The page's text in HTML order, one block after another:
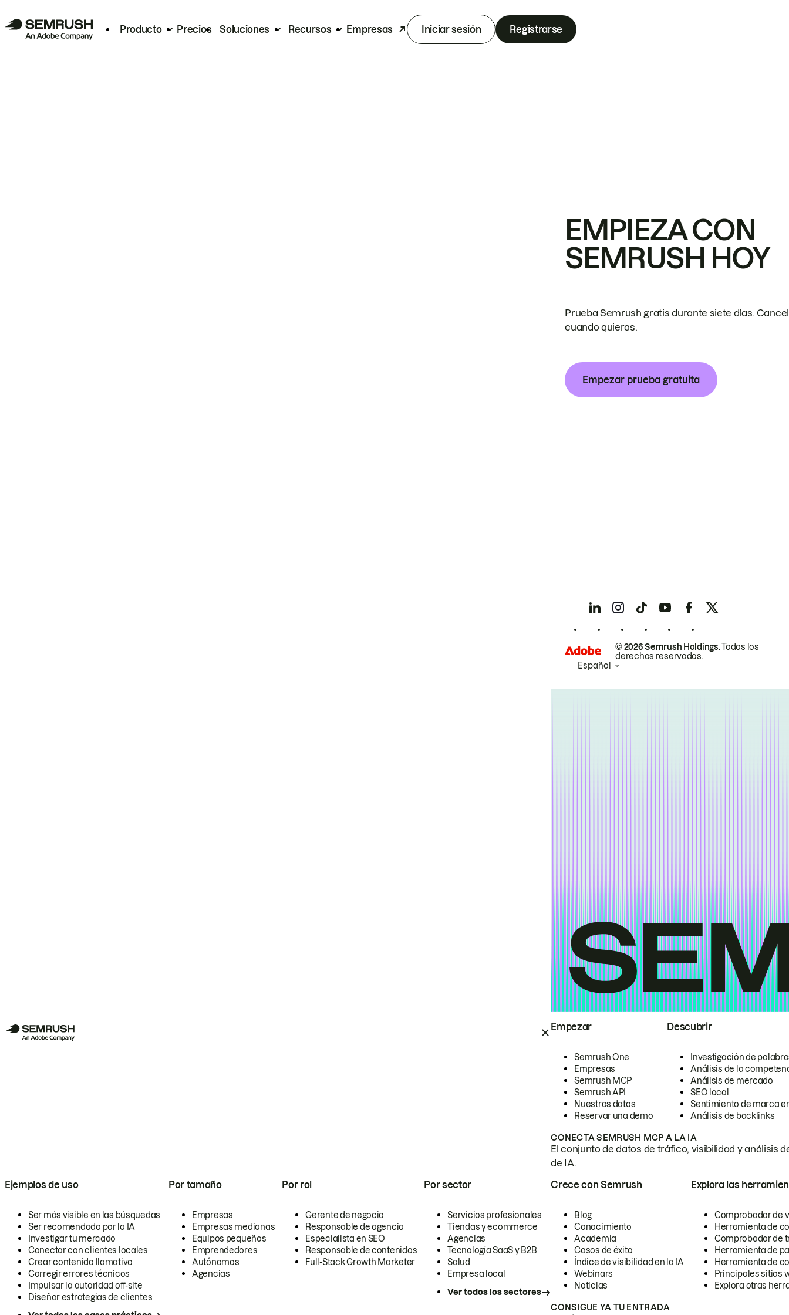
Producto Precios Soluciones Recursos Empresas Iniciar sesión Registrarse
Empezar
Semrush One
Empresas
Semrush MCP
Semrush API
Nuestros datos
Reservar una demo
Descubrir
Investigación de
Análisis de la
Análisis de mercado
SEO local
Sentimiento de marca
Análisis de backlinks
CONECTA SEMRUSH MCP A LA IA
El conjunto de datos de tráfico, visibilidad y análisis
de IA.
Ejemplos de uso
Ser más visible en las búsquedas
Ser recomendado por la IA
Investigar tu mercado
Conectar con clientes locales
Crear contenido llamativo
Corregir errores técnicos
Impulsar la autoridad off-site
Diseñar estrategias de clientes
Por tamaño
Empresas
Empresas medianas
Equipos pequeños
Emprendedores
Autónomos
Agencias
Por rol
Gerente de negocio
Responsable de agencia
Especialista en SEO
Responsable de contenidos
Full-Stack Growth Marketer
Por sector
Servicios profesionales
Tiendas y ecommerce
Agencias
Tecnología SaaS y B2B
Salud
Empresa local
Ver todos los sectores
Crece con Semrush
Blog
Conocimiento
Academia
Casos de éxito
Índice de visibilidad en la IA
Webinars
Noticias
Explora las
Comprobador de
Herramienta de
Comprobador de
Herramienta de
Herramienta de
Principales sitios
Explora otras
CONSIGUE YA TU ENTRADA
EMPIEZA CON
SEMRUSH HOY
Prueba Semrush gratis durante siete días.
cuando quieras.
Empezar prueba gratuita
© 2026 Semrush Holdings.Todos los
derechos reservados.
Español